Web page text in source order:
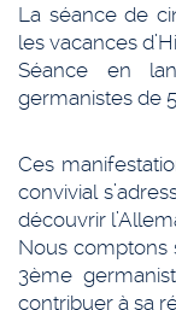
La séance de
les vacances
Séance en
germanistes de
Ces
convivial
découvrir
Nous comptons
3ème
contribuer à sa